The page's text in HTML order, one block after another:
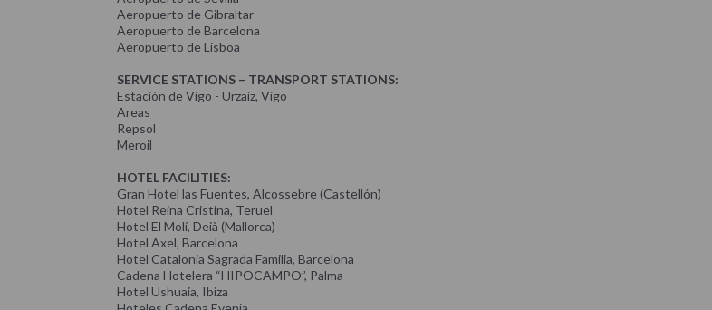
Aeropuerto de Gibraltar
Aeropuerto de Barcelona
Aeropuerto de Lisboa
SERVICE STATIONS – TRANSPORT STATIONS:
Estación de Vigo - Urzaiz, Vigo
Areas
Repsol
Meroil
HOTEL FACILITIES:
Gran Hotel las Fuentes, Alcossebre (Castellón)
Hotel Reina Cristina, Teruel
Hotel El Molí, Deià (Mallorca)
Hotel Axel, Barcelona
Hotel Catalonia Sagrada Familia, Barcelona
Cadena Hotelera “HIPOCAMPO”, Palma
Hotel Ushuaia, Ibiza